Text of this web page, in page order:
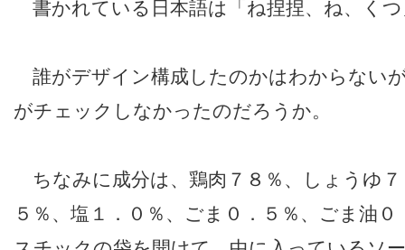
書かれている日本語は「ね捏捏、ね、く
誰がデザイン構成したのかはわからない
がチェックしなかったのだろうか。
ちなみに成分は、鶏肉７８％、しょうゆ７
５％、塩１．０％、ごま０．５％、ごま油